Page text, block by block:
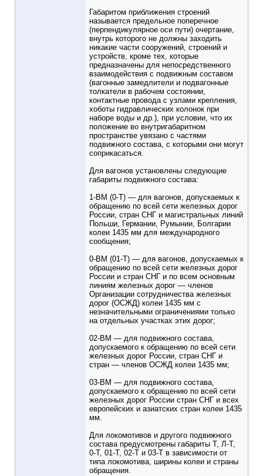
Габаритом приближения строений
называется предельное поперечное
(перпендикулярное оси пути) очертание,
внутрь которого не должны заходить
никакие части сооружений, строений и
устройств, кроме тех, которые
предназначены для непосредственного
взаимодействия с подвижным составом
(вагонные замедлители и подвагонные
толкатели в рабочем состоянии,
контактные провода с узлами крепления,
хоботы гидравлических колонок при
наборе воды и др.), при условии, что их
положение во внутригабаритном
пространстве увязано с частями
подвижного состава, с которыми они могут
соприкасаться.
Для вагонов установлены следующие
габариты подвижного состава:
1-ВМ (0-Т) — для вагонов, допускаемых к
обращению по всей сети железных дорог
России, стран СНГ и магистральных линий
Польши, Германии, Румынии, Болгарии
колеи 1435 мм для международного
сообщения;
0-ВМ (01-Т) — для вагонов, допускаемых к
обращению по всей сети железных дорог
России и стран СНГ и по всем основным
линиям железных дорог — членов
Организации сотрудничества железных
дорог (ОСЖД) колеи 1435 мм с
незначительными ограничениями только
на отдельных участках этих дорог;
02-ВМ — для подвижного состава,
допускаемого к обращению по всей сети
железных дорог России, стран СНГ и
стран — членов ОСЖД колеи 1435 мм;
03-ВМ — для подвижного состава,
допускаемого к обращению по всей сети
железных дорог России стран СНГ и всех
европейских и азиатских стран колеи 1435
мм.
Для локомотивов и другого подвижного
состава предусмотрены габариты Т, Л-Т,
0-Т, 01-Т, 02-Т и 03-Т в зависимости от
типа локомотива, ширины колеи и страны
обращения.